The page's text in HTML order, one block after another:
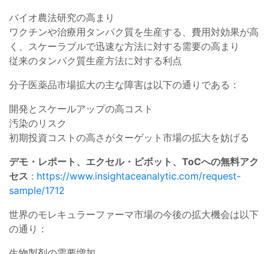
バイオ農法研究の高まり
ワクチンや治療用タンパク質を生産する、費用対効果が高
く、スケーラブルで迅速な方法に対する需要の高まり
従来のタンパク質生産方法に対する利点
分子医薬品市場拡大の主な障害は以下の通りである：
開発とスケールアップの高コスト
汚染のリスク
初期投資コストの高さがターゲット市場の拡大を妨げる
デモ・レポート、エクセル・ピボット、ToCへの無料アク
セス : https://www.insightaceanalytic.com/request-
sample/1712
世界のモレキュラーファーマ市場の今後の拡大機会は以下
の通り：